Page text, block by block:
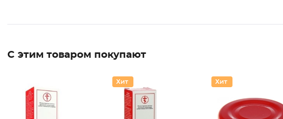
С этим товаром покупают